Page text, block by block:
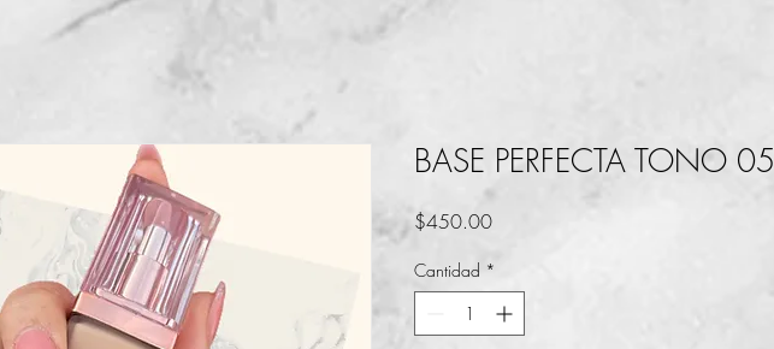
BASE PERFECTA TONO 05
$450.00Precio
Cantidad *